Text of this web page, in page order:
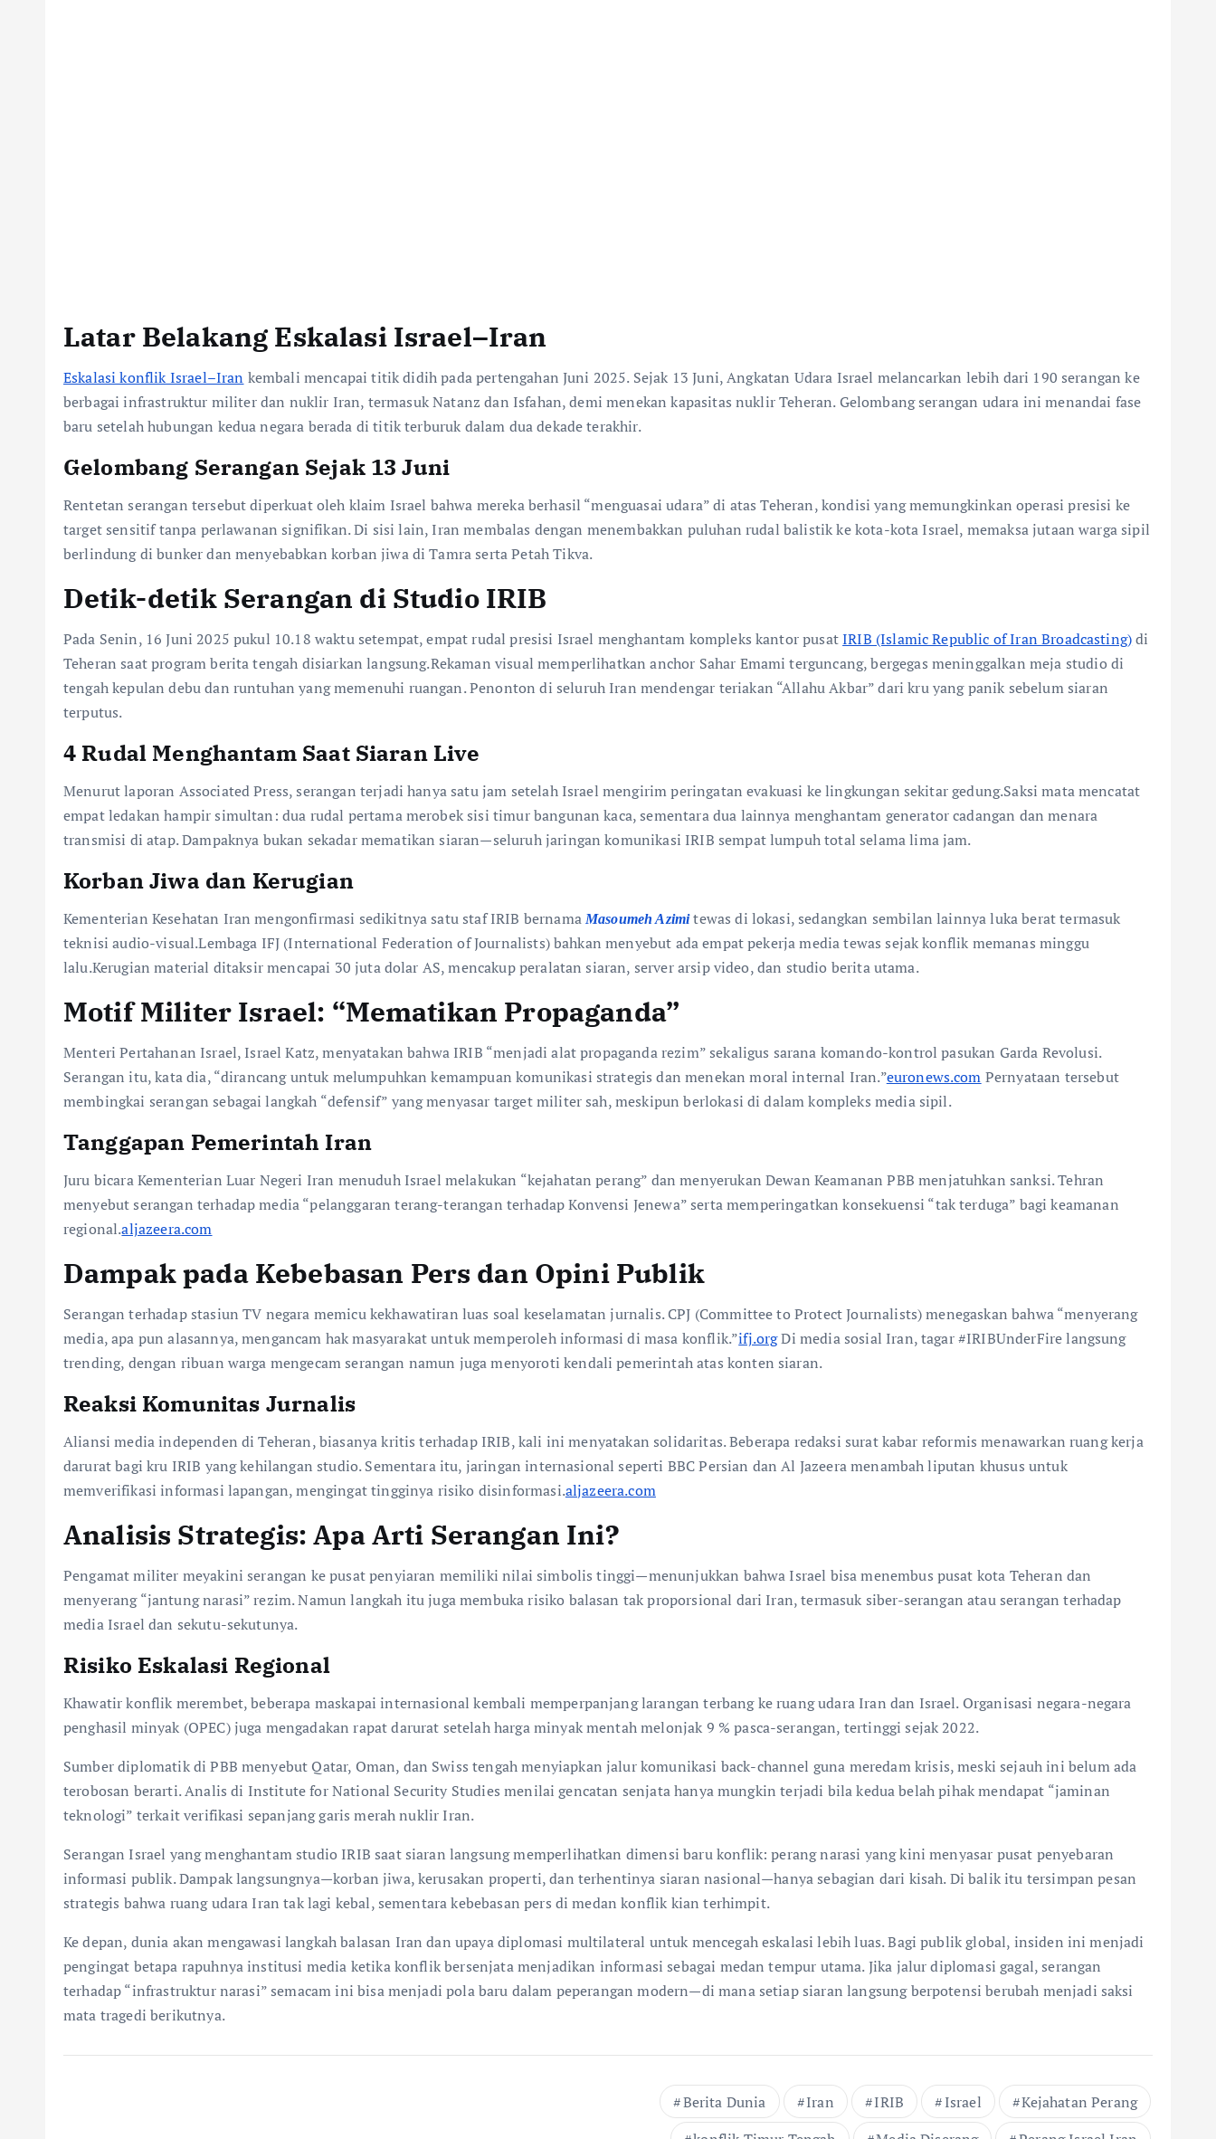
Latar Belakang Eskalasi Israel–Iran
Eskalasi konflik Israel–Iran kembali mencapai titik didih pada pertengahan Juni 2025. Sejak 13 Juni, Angkatan Udara Israel melancarkan lebih dari 190 serangan ke
berbagai infrastruktur militer dan nuklir Iran, termasuk Natanz dan Isfahan, demi menekan kapasitas nuklir Teheran. Gelombang serangan udara ini menandai fase
baru setelah hubungan kedua negara berada di titik terburuk dalam dua dekade terakhir.
Gelombang Serangan Sejak 13 Juni
Rentetan serangan tersebut diperkuat oleh klaim Israel bahwa mereka berhasil “menguasai udara” di atas Teheran, kondisi yang memungkinkan operasi presisi ke
target sensitif tanpa perlawanan signifikan. Di sisi lain, Iran membalas dengan menembakkan puluhan rudal balistik ke kota-kota Israel, memaksa jutaan warga sipil
berlindung di bunker dan menyebabkan korban jiwa di Tamra serta Petah Tikva.
Detik-detik Serangan di Studio IRIB
Pada Senin, 16 Juni 2025 pukul 10.18 waktu setempat, empat rudal presisi Israel menghantam kompleks kantor pusatIRIB (Islamic Republic of Iran Broadcasting)di
Teheran saat program berita tengah disiarkan langsung.Rekaman visual memperlihatkan anchor Sahar Emami terguncang, bergegas meninggalkan meja studio di
tengah kepulan debu dan runtuhan yang memenuhi ruangan. Penonton di seluruh Iran mendengar teriakan “Allahu Akbar” dari kru yang panik sebelum siaran
terputus.
4 Rudal Menghantam Saat Siaran Live
Menurut laporan Associated Press, serangan terjadi hanya satu jam setelah Israel mengirim peringatan evakuasi ke lingkungan sekitar gedung.Saksi mata mencatat
empat ledakan hampir simultan: dua rudal pertama merobek sisi timur bangunan kaca, sementara dua lainnya menghantam generator cadangan dan menara
transmisi di atap. Dampaknya bukan sekadar mematikan siaran—seluruh jaringan komunikasi IRIB sempat lumpuh total selama lima jam.
Korban Jiwa dan Kerugian
Kementerian Kesehatan Iran mengonfirmasi sedikitnya satu staf IRIB bernamaMasoumeh Azimitewas di lokasi, sedangkan sembilan lainnya luka berat termasuk
teknisi audio-visual.Lembaga IFJ (International Federation of Journalists) bahkan menyebut ada empat pekerja media tewas sejak konflik memanas minggu
lalu.Kerugian material ditaksir mencapai 30 juta dolar AS, mencakup peralatan siaran, server arsip video, dan studio berita utama.
Motif Militer Israel: “Mematikan Propaganda”
Menteri Pertahanan Israel, Israel Katz, menyatakan bahwa IRIB “menjadi alat propaganda rezim” sekaligus sarana komando-kontrol pasukan Garda Revolusi.
Serangan itu, kata dia, “dirancang untuk melumpuhkan kemampuan komunikasi strategis dan menekan moral internal Iran.”euronews.com Pernyataan tersebut
membingkai serangan sebagai langkah “defensif” yang menyasar target militer sah, meskipun berlokasi di dalam kompleks media sipil.
Tanggapan Pemerintah Iran
Juru bicara Kementerian Luar Negeri Iran menuduh Israel melakukan “kejahatan perang” dan menyerukan Dewan Keamanan PBB menjatuhkan sanksi. Tehran
menyebut serangan terhadap media “pelanggaran terang-terangan terhadap Konvensi Jenewa” serta memperingatkan konsekuensi “tak terduga” bagi keamanan
regional.aljazeera.com
Dampak pada Kebebasan Pers dan Opini Publik
Serangan terhadap stasiun TV negara memicu kekhawatiran luas soal keselamatan jurnalis. CPJ (Committee to Protect Journalists) menegaskan bahwa “menyerang
media, apa pun alasannya, mengancam hak masyarakat untuk memperoleh informasi di masa konflik.”ifj.orgDi media sosial Iran, tagar #IRIBUnderFire langsung
trending, dengan ribuan warga mengecam serangan namun juga menyoroti kendali pemerintah atas konten siaran.
Reaksi Komunitas Jurnalis
Aliansi media independen di Teheran, biasanya kritis terhadap IRIB, kali ini menyatakan solidaritas. Beberapa redaksi surat kabar reformis menawarkan ruang kerja
darurat bagi kru IRIB yang kehilangan studio. Sementara itu, jaringan internasional seperti BBC Persian dan Al Jazeera menambah liputan khusus untuk
memverifikasi informasi lapangan, mengingat tingginya risiko disinformasi.aljazeera.com
Analisis Strategis: Apa Arti Serangan Ini?
Pengamat militer meyakini serangan ke pusat penyiaran memiliki nilai simbolis tinggi—menunjukkan bahwa Israel bisa menembus pusat kota Teheran dan
menyerang “jantung narasi” rezim. Namun langkah itu juga membuka risiko balasan tak proporsional dari Iran, termasuk siber-serangan atau serangan terhadap
media Israel dan sekutu-sekutunya.
Risiko Eskalasi Regional
Khawatir konflik merembet, beberapa maskapai internasional kembali memperpanjang larangan terbang ke ruang udara Iran dan Israel. Organisasi negara-negara
penghasil minyak (OPEC) juga mengadakan rapat darurat setelah harga minyak mentah melonjak 9 % pasca-serangan, tertinggi sejak 2022.
Sumber diplomatik di PBB menyebut Qatar, Oman, dan Swiss tengah menyiapkan jalur komunikasi back-channel guna meredam krisis, meski sejauh ini belum ada
terobosan berarti. Analis di Institute for National Security Studies menilai gencatan senjata hanya mungkin terjadi bila kedua belah pihak mendapat “jaminan
teknologi” terkait verifikasi sepanjang garis merah nuklir Iran.
Serangan Israel yang menghantam studio IRIB saat siaran langsung memperlihatkan dimensi baru konflik: perang narasi yang kini menyasar pusat penyebaran
informasi publik. Dampak langsungnya—korban jiwa, kerusakan properti, dan terhentinya siaran nasional—hanya sebagian dari kisah. Di balik itu tersimpan pesan
strategis bahwa ruang udara Iran tak lagi kebal, sementara kebebasan pers di medan konflik kian terhimpit.
Ke depan, dunia akan mengawasi langkah balasan Iran dan upaya diplomasi multilateral untuk mencegah eskalasi lebih luas. Bagi publik global, insiden ini menjadi
pengingat betapa rapuhnya institusi media ketika konflik bersenjata menjadikan informasi sebagai medan tempur utama. Jika jalur diplomasi gagal, serangan
terhadap “infrastruktur narasi” semacam ini bisa menjadi pola baru dalam peperangan modern—di mana setiap siaran langsung berpotensi berubah menjadi saksi
mata tragedi berikutnya.
Berita Dunia Iran IRIB Israel
Kejahatan Perang